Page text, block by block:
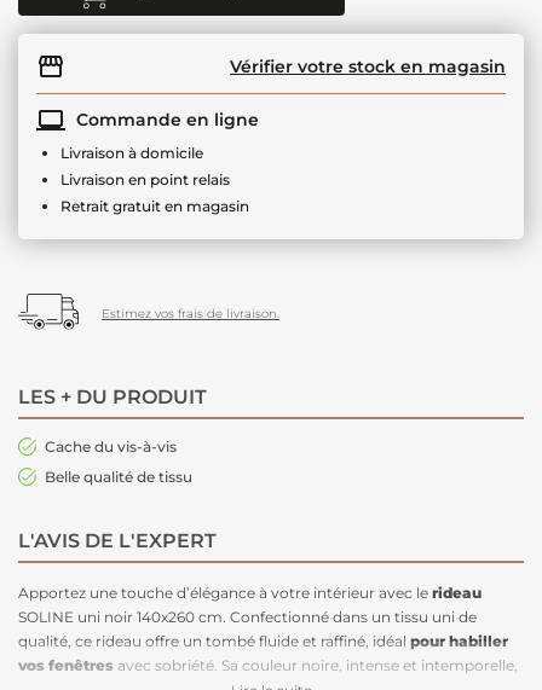
Vérifier votre stock en magasin
Commande en ligne
Livraison à domicile
Livraison en point relais
Retrait gratuit en magasin
Estimez vos frais de livraison.
LES + DU PRODUIT
Cache du vis-à-vis
Belle qualité de tissu
L'AVIS DE L'EXPERT
Apportez une touche d’élégance à votre intérieur avec le rideau
SOLINE uni noir 140x260 cm. Confectionné dans un tissu uni de
qualité, ce rideau offre un tombé fluide et raffiné, idéal pour habiller
vos fenêtres avec sobriété. Sa couleur noire, intense et intemporelle,